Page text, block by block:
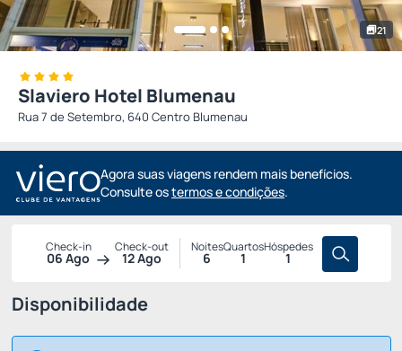
21
Slaviero Hotel Blumenau
Rua 7 de Setembro, 640 Centro Blumenau
Agora suas viagens rendem mais benefícios.
Consulte ostermos e condições.
Check-in
06 Ago
Check-out
12 Ago
Noites
6
Quartos
1
Hóspedes
1
Disponibilidade